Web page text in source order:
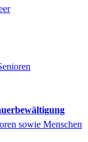
sowie Menschen